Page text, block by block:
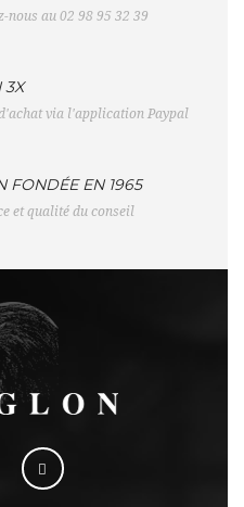
nous au 02 98 95 32 39
3X
via l'application Paypal
FONDÉE EN 1965
et qualité du conseil